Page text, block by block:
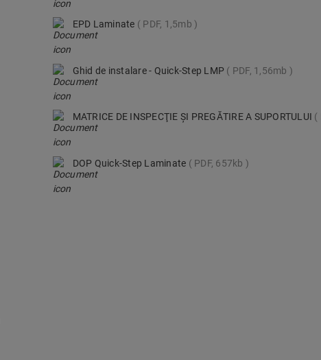
EPD Laminate PDF, 1,5mb
Ghid de instalare - Quick-Step LMP PDF, 1,56mb
MATRICE DE INSPECŢIE ȘI PREGĂTIRE A SUPORTULUI
DOP Quick-Step Laminate PDF, 657kb